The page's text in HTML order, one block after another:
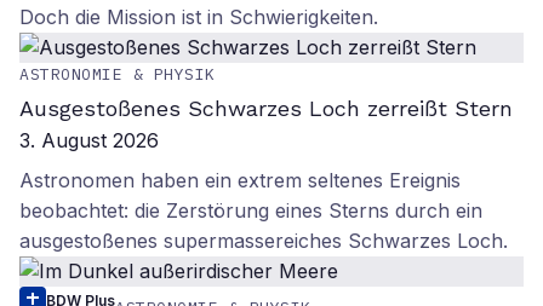
Doch die Mission ist in Schwierigkeiten.
ASTRONOMIE & PHYSIK
Ausgestoßenes Schwarzes Loch zerreißt Stern
3. August 2026
Astronomen haben ein extrem seltenes Ereignis
beobachtet: die Zerstörung eines Sterns durch ein
ausgestoßenes supermassereiches Schwarzes Loch.
BDW Plus